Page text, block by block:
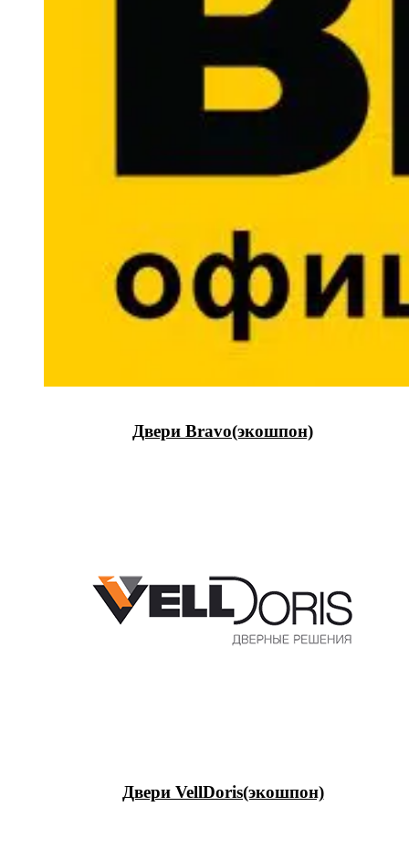
Двери Bravo(экошпон)
Двери VellDoris(экошпон)